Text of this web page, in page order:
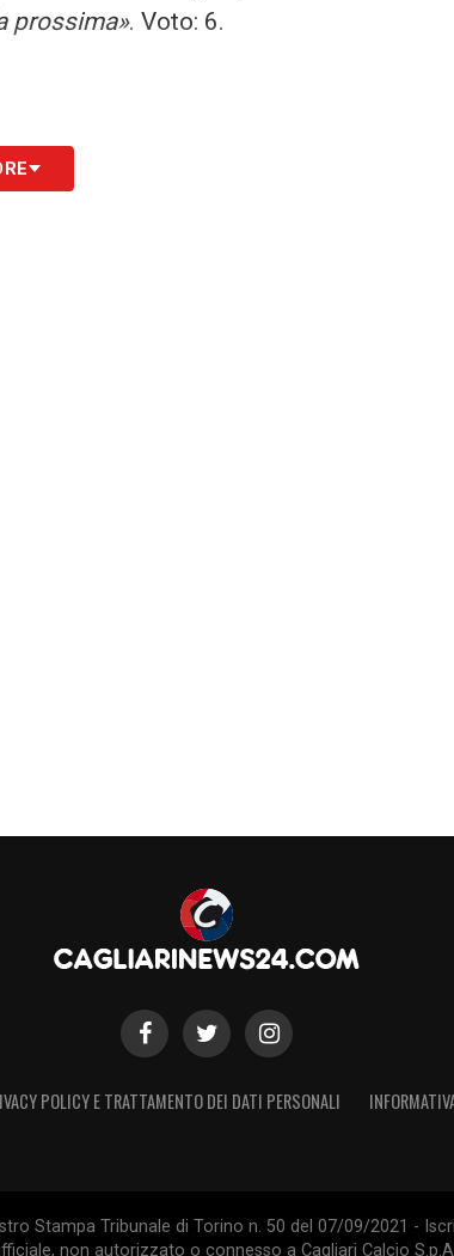
prossima». Voto: 6.
POLICY E TRATTAMENTO DEI DATI PERSONALI
Stampa Tribunale di Torino n. 50 del 07/09/2021 -
non autorizzato o connesso a Cagliari Calcio